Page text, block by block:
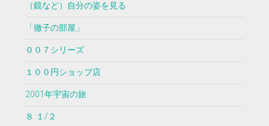
（鏡など）自分の姿を見る
「徹子の部屋」
００７シリーズ
１００円ショップ店
2001年宇宙の旅
８ １/２